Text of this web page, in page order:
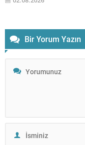
gündeme taşıyarak,
birbirine...Bir Yorum Yazın